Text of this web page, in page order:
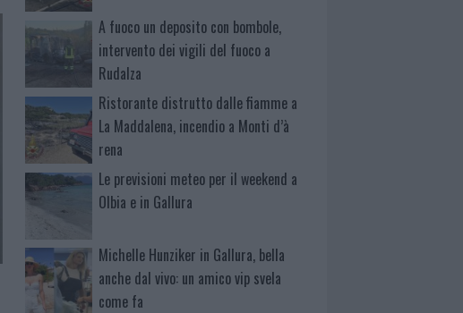
A fuoco un deposito con bombole,
intervento dei vigili del fuoco a
Rudalza
Ristorante distrutto dalle fiamme a
La Maddalena, incendio a Monti d’à
rena
Le previsioni meteo per il weekend a
Olbia e in Gallura
Michelle Hunziker in Gallura, bella
anche dal vivo: un amico vip svela
come fa